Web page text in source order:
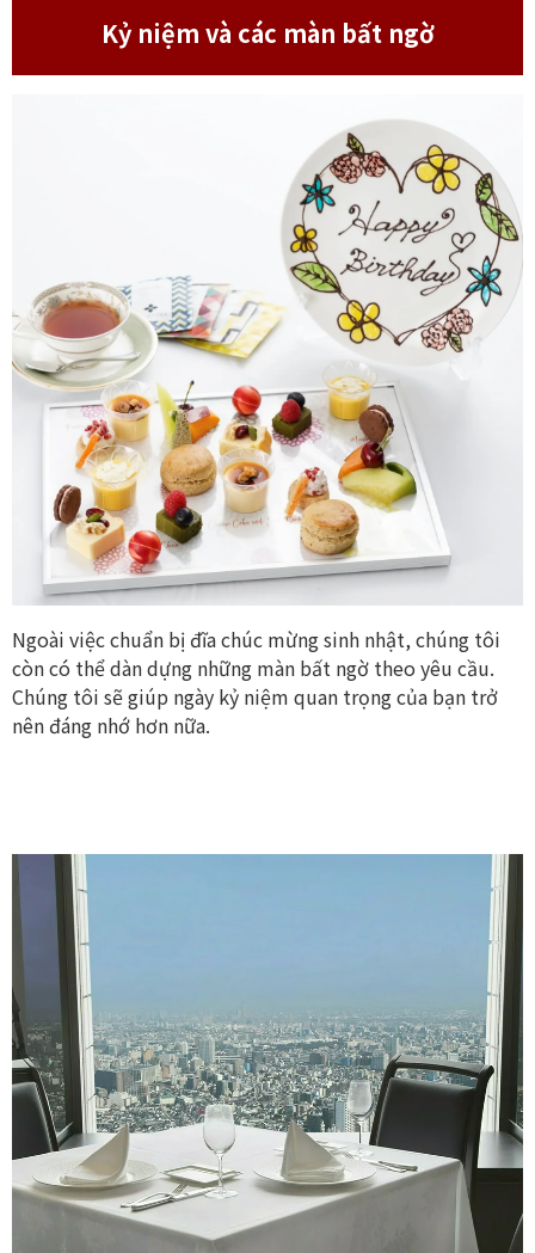
Kỷ niệm và các màn bất ngờ
Ngoài việc chuẩn bị đĩa chúc mừng sinh nhật, chúng tôi
còn có thể dàn dựng những màn bất ngờ theo yêu cầu.
Chúng tôi sẽ giúp ngày kỷ niệm quan trọng của bạn trở
nên đáng nhớ hơn nữa.